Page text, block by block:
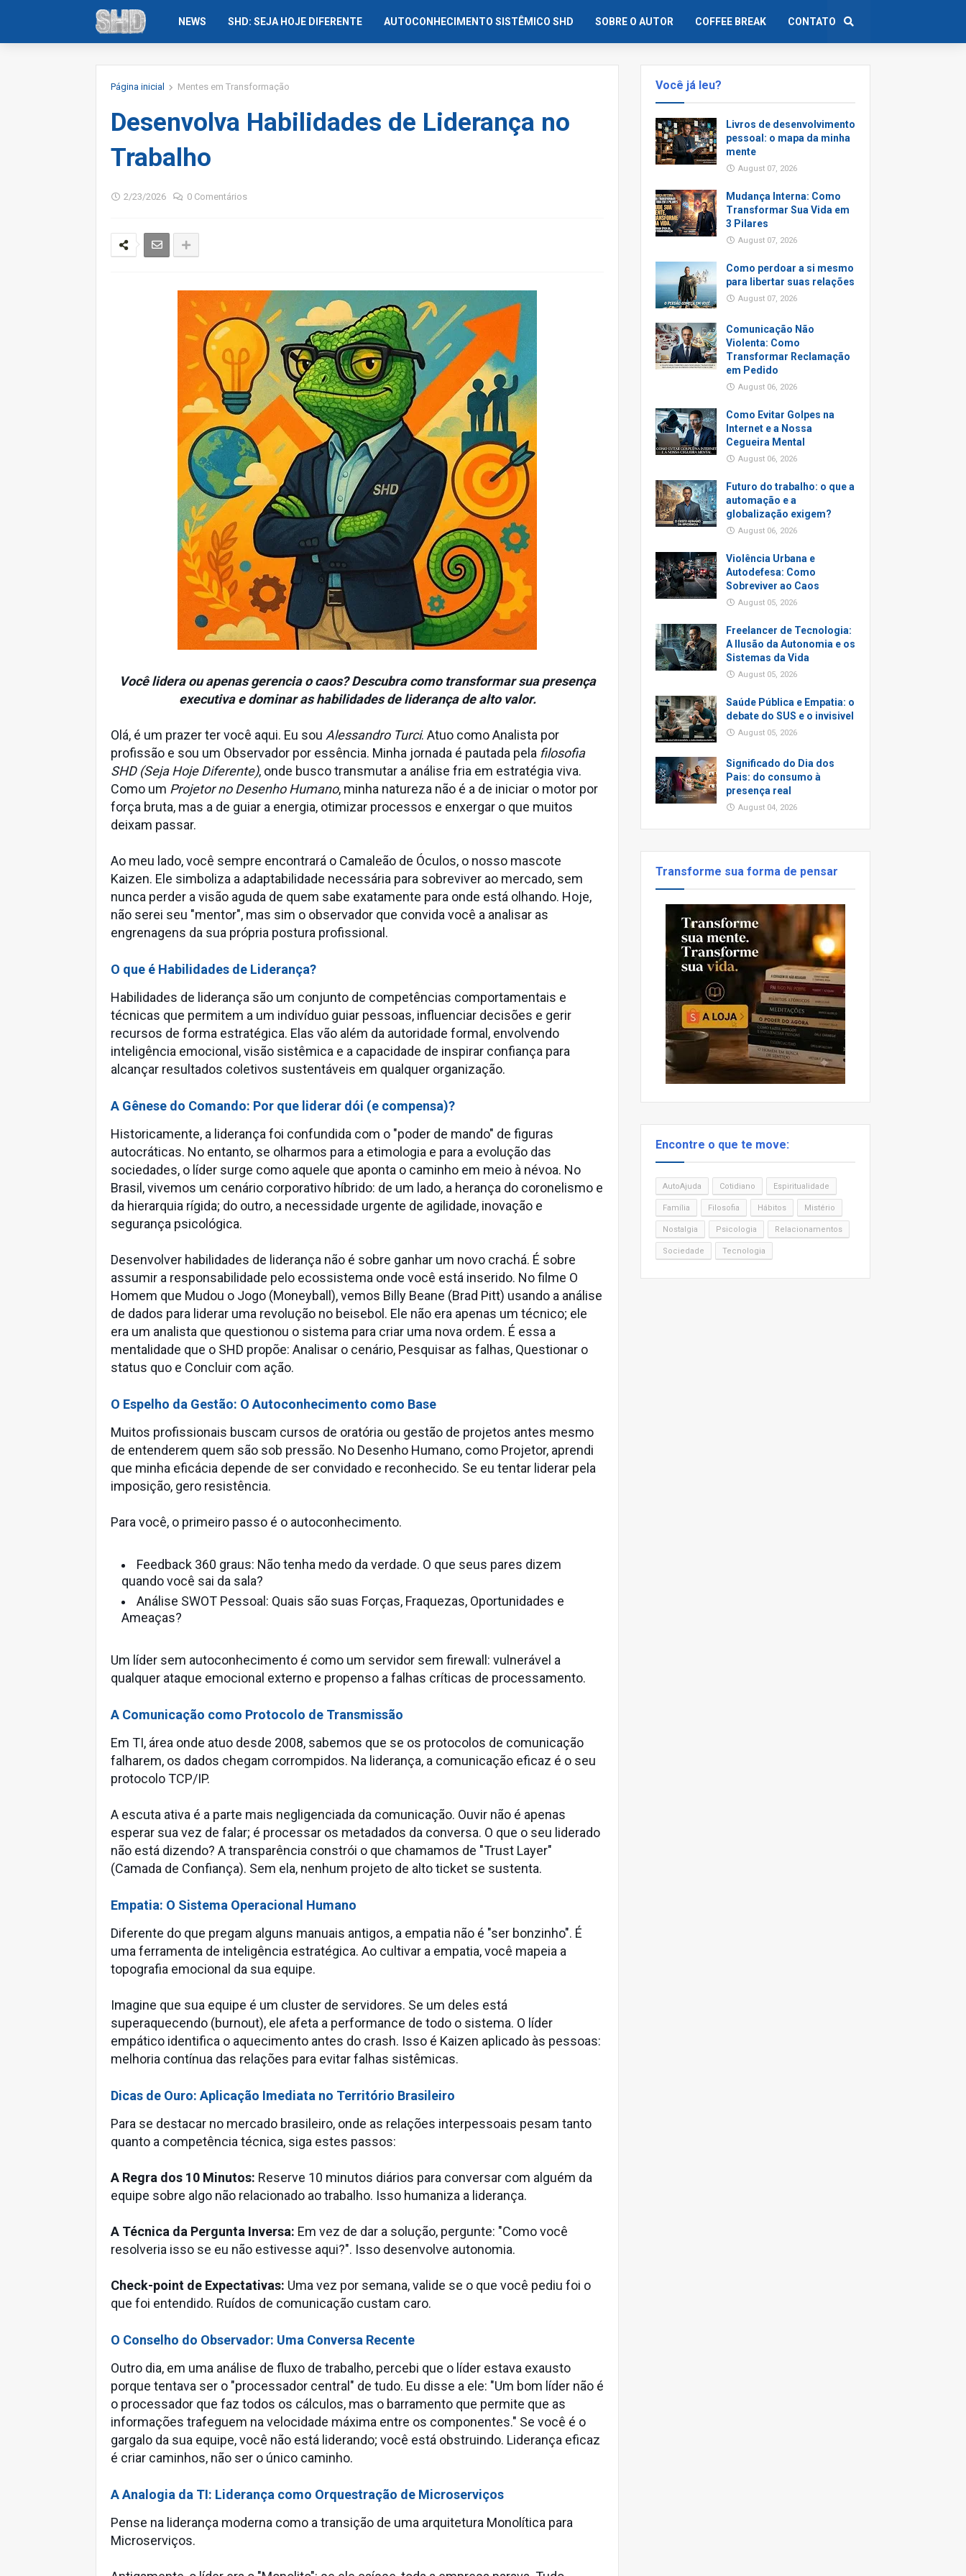
NEWS SHD: SEJA HOJE DIFERENTE AUTOCONHECIMENTO SISTÊMICO SHD SOBRE O AUTOR COFFEE BREAK CONTATO
Página inicial Mentes em Transformação
Desenvolva Habilidades de Liderança no
Trabalho
2/23/2026 0 Comentários
Você lidera ou apenas gerencia o caos? Descubra como transformar sua presença
executiva e dominar as habilidades de liderança de alto valor.
Olá, é um prazer ter você aqui. Eu sou Alessandro Turci. Atuo como Analista por
profissão e sou um Observador por essência. Minha jornada é pautada pela filosofia
SHD (Seja Hoje Diferente), onde busco transmutar a análise fria em estratégia viva.
Como um Projetor no Desenho Humano, minha natureza não é a de iniciar o motor por
força bruta, mas a de guiar a energia, otimizar processos e enxergar o que muitos
deixam passar.
Ao meu lado, você sempre encontrará o Camaleão de Óculos, o nosso mascote
Kaizen. Ele simboliza a adaptabilidade necessária para sobreviver ao mercado, sem
nunca perder a visão aguda de quem sabe exatamente para onde está olhando. Hoje,
não serei seu "mentor", mas sim o observador que convida você a analisar as
engrenagens da sua própria postura profissional.
O que é Habilidades de Liderança?
Habilidades de liderança são um conjunto de competências comportamentais e
técnicas que permitem a um indivíduo guiar pessoas, influenciar decisões e gerir
recursos de forma estratégica. Elas vão além da autoridade formal, envolvendo
inteligência emocional, visão sistêmica e a capacidade de inspirar confiança para
alcançar resultados coletivos sustentáveis em qualquer organização.
A Gênese do Comando: Por que liderar dói (e compensa)?
Historicamente, a liderança foi confundida com o "poder de mando" de figuras
autocráticas. No entanto, se olharmos para a etimologia e para a evolução das
sociedades, o líder surge como aquele que aponta o caminho em meio à névoa. No
Brasil, vivemos um cenário corporativo híbrido: de um lado, a herança do coronelismo e
da hierarquia rígida; do outro, a necessidade urgente de agilidade, inovação e
segurança psicológica.
Desenvolver habilidades de liderança não é sobre ganhar um novo crachá. É sobre
assumir a responsabilidade pelo ecossistema onde você está inserido. No filme O
Homem que Mudou o Jogo (Moneyball), vemos Billy Beane (Brad Pitt) usando a análise
de dados para liderar uma revolução no beisebol. Ele não era apenas um técnico; ele
era um analista que questionou o sistema para criar uma nova ordem. É essa a
mentalidade que o SHD propõe: Analisar o cenário, Pesquisar as falhas, Questionar o
status quo e Concluir com ação.
O Espelho da Gestão: O Autoconhecimento como Base
Muitos profissionais buscam cursos de oratória ou gestão de projetos antes mesmo
de entenderem quem são sob pressão. No Desenho Humano, como Projetor, aprendi
que minha eficácia depende de ser convidado e reconhecido. Se eu tentar liderar pela
imposição, gero resistência.
Para você, o primeiro passo é o autoconhecimento.
Feedback 360 graus: Não tenha medo da verdade. O que seus pares dizem
quando você sai da sala?
Análise SWOT Pessoal: Quais são suas Forças, Fraquezas, Oportunidades e
Ameaças?
Um líder sem autoconhecimento é como um servidor sem firewall: vulnerável a
qualquer ataque emocional externo e propenso a falhas críticas de processamento.
A Comunicação como Protocolo de Transmissão
Em TI, área onde atuo desde 2008, sabemos que se os protocolos de comunicação
falharem, os dados chegam corrompidos. Na liderança, a comunicação eficaz é o seu
protocolo TCP/IP.
A escuta ativa é a parte mais negligenciada da comunicação. Ouvir não é apenas
esperar sua vez de falar; é processar os metadados da conversa. O que o seu liderado
não está dizendo? A transparência constrói o que chamamos de "Trust Layer"
(Camada de Confiança). Sem ela, nenhum projeto de alto ticket se sustenta.
Empatia: O Sistema Operacional Humano
Diferente do que pregam alguns manuais antigos, a empatia não é "ser bonzinho". É
uma ferramenta de inteligência estratégica. Ao cultivar a empatia, você mapeia a
topografia emocional da sua equipe.
Imagine que sua equipe é um cluster de servidores. Se um deles está
superaquecendo (burnout), ele afeta a performance de todo o sistema. O líder
empático identifica o aquecimento antes do crash. Isso é Kaizen aplicado às pessoas:
melhoria contínua das relações para evitar falhas sistêmicas.
Dicas de Ouro: Aplicação Imediata no Território Brasileiro
Para se destacar no mercado brasileiro, onde as relações interpessoais pesam tanto
quanto a competência técnica, siga estes passos:
A Regra dos 10 Minutos: Reserve 10 minutos diários para conversar com alguém da
equipe sobre algo não relacionado ao trabalho. Isso humaniza a liderança.
A Técnica da Pergunta Inversa: Em vez de dar a solução, pergunte: "Como você
resolveria isso se eu não estivesse aqui?". Isso desenvolve autonomia.
Check-point de Expectativas: Uma vez por semana, valide se o que você pediu foi o
que foi entendido. Ruídos de comunicação custam caro.
O Conselho do Observador: Uma Conversa Recente
Outro dia, em uma análise de fluxo de trabalho, percebi que o líder estava exausto
porque tentava ser o "processador central" de tudo. Eu disse a ele: "Um bom líder não é
o processador que faz todos os cálculos, mas o barramento que permite que as
informações trafeguem na velocidade máxima entre os componentes." Se você é o
gargalo da sua equipe, você não está liderando; você está obstruindo. Liderança eficaz
é criar caminhos, não ser o único caminho.
A Analogia da TI: Liderança como Orquestração de Microserviços
Pense na liderança moderna como a transição de uma arquitetura Monolítica para
Microserviços.
Você já leu?
Livros de desenvolvimento
pessoal: o mapa da minha
mente
August 07, 2026
Mudança Interna: Como
Transformar Sua Vida em
3 Pilares
August 07, 2026
Como perdoar a si mesmo
para libertar suas relações
August 07, 2026
Comunicação Não
Violenta: Como
Transformar Reclamação
em Pedido
August 06, 2026
Como Evitar Golpes na
Internet e a Nossa
Cegueira Mental
August 06, 2026
Futuro do trabalho: o que a
automação e a
globalização exigem?
August 06, 2026
Violência Urbana e
Autodefesa: Como
Sobreviver ao Caos
August 05, 2026
Freelancer de Tecnologia:
A Ilusão da Autonomia e os
Sistemas da Vida
August 05, 2026
Saúde Pública e Empatia: o
debate do SUS e o invisivel
August 05, 2026
Significado do Dia dos
Pais: do consumo à
presença real
August 04, 2026
Transforme sua forma de pensar
Encontre o que te move:
AutoAjuda Cotidiano Espiritualidade
Família Filosofia Hábitos Mistério
Nostalgia Psicologia Relacionamentos
Sociedade Tecnologia